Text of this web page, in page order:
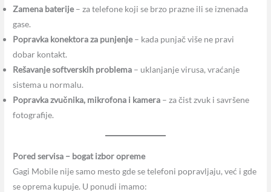
Zamena baterije– za telefone koji se brzo prazne ili se iznenada
gase.
Popravka konektora za punjenje– kada punjač više ne pravi
dobar kontakt.
Rešavanje softverskih problema – uklanjanje virusa, vraćanje
sistema u normalu.
Popravka zvučnika, mikrofona i kamera – za čist zvuk i savršene
fotografije.
Pored servisa – bogat izbor opreme
Gagi Mobile nije samo mesto gde se telefoni popravljaju, već i gde
se oprema kupuje. U ponudi imamo: